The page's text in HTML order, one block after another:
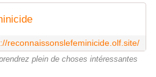
reconnaissonslefeminicide.olf.site/
plein de choses intéressantes